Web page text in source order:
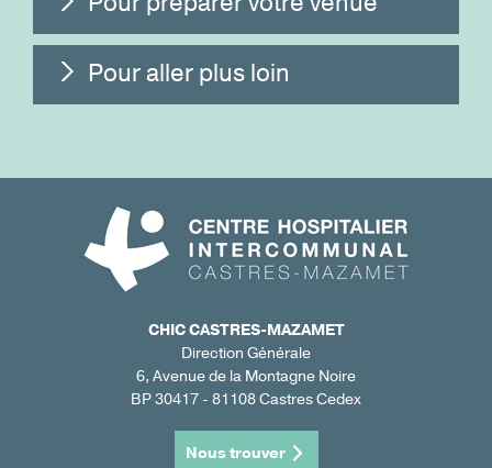
Pour aller plus loin
CHIC CASTRES-MAZAMET
Direction Générale
6, Avenue de la Montagne Noire
BP 30417 - 81108 Castres Cedex
Nous trouver